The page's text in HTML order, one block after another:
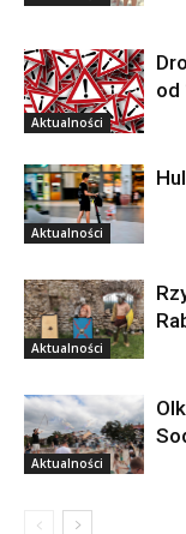
Aktualności
od
Aktualności
Aktualności
Aktualności